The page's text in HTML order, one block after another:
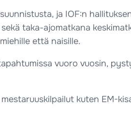
ja IOF:n
taka-ajomatkana
että naisille.
vuoro vuosin,
kuten EM-